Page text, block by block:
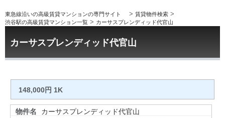
東急線沿いの高級賃貸マンションの専門サイト > 賃貸物件検索 >
渋谷駅の高級賃貸マンション一覧 > カーサスプレンディッド代官山
カーサスプレンディッド代官山
148,000円 1K
物件名
カーサスプレンディッド代官山